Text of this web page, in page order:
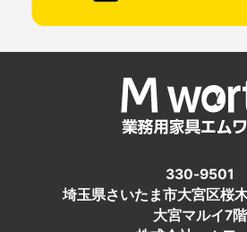
330-9501
埼玉県さいたま市大宮区桜
大宮マルイ7階